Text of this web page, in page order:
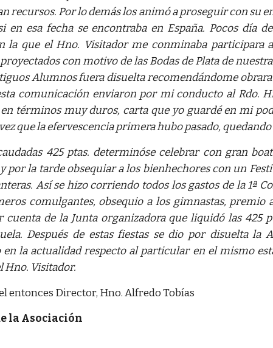
recursos. Por lo demás los animó a proseguir con su
en esa fecha se encontraba en España. Pocos día
la que el Hno. Visitador me conminaba participara
con motivo de las Bodas de Plata de
Alumnos fuera disuelta recomendándome
comunicación enviaron por mi conducto al Rdo.
términos muy duros, carta que yo guardé en mi
que la efervescencia primera hubo pasado,
425 ptas. determinóse celebrar con gran
por la tarde obsequiar a los bienhechores con un
Así se hizo corriendo todos los gastos de la 1ª
comulgantes, obsequio a los gimnastas, premio
cuenta de la Junta organizadora que liquidó las 425
Después de estas fiestas se dio por disuelta la
la actualidad respecto al particular en el mismo
Hno. Visitador.
entonces Director, Hno. Alfredo Tobías
la Asociación